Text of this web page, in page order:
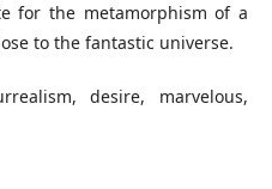
for the metamorphism of a
to the fantastic universe.
desire, marvelous,